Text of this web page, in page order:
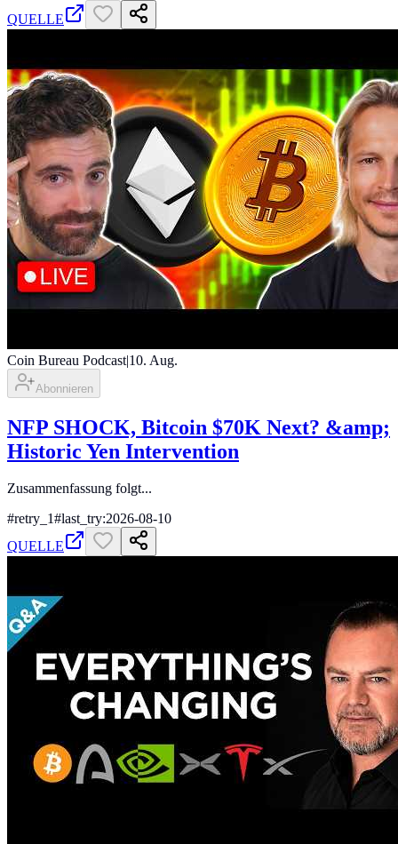
QUELLE
Coin Bureau Podcast|10. Aug.
Abonnieren
NFP SHOCK, Bitcoin $70K Next? &amp;
Historic Yen Intervention
Zusammenfassung folgt...
#retry_1#last_try:2026-08-10
QUELLE